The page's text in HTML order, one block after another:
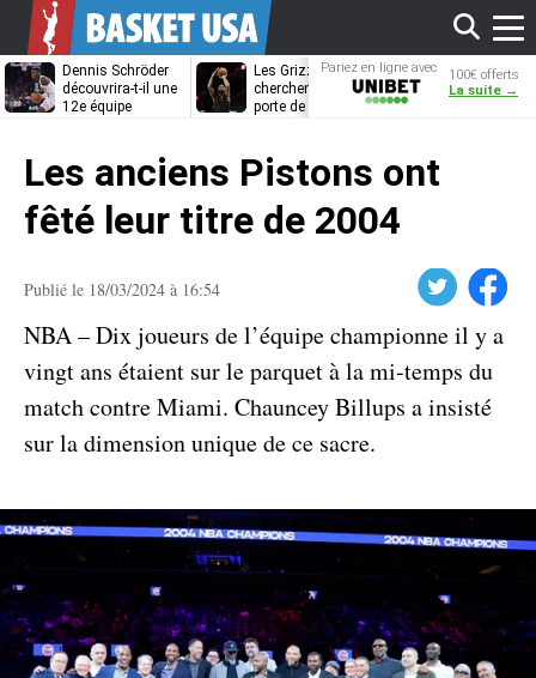
Dennis Schröder
découvrira-t-il une
12e équipe
Les Grizzlies
cherchent déjà une
porte de sortie
Dwane Casey
bientôt coach
Pariez en ligne avec
Unibet
100€ offerts
La suite →
Les anciens Pistons ont
fêté leur titre de 2004
Publié le 18/03/2024 à 16:54 Facebook
NBA – Dix joueurs de l’équipe championne il y a
vingt ans étaient sur le parquet à la mi-temps du
match contre Miami. Chauncey Billups a insisté
sur la dimension unique de ce sacre.